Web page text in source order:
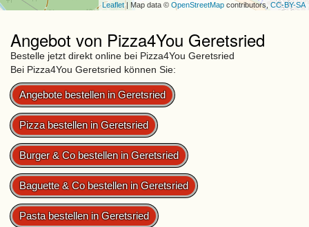
Leaflet| Map data © OpenStreetMap contributors, CC-BY-SA
Angebot von Pizza4You Geretsried
Bestelle jetzt direkt online bei Pizza4You Geretsried
Bei Pizza4You Geretsried können Sie:
Angebote bestellen in Geretsried
Pizza bestellen in Geretsried
Burger & Co bestellen in Geretsried
Baguette & Co bestellen in Geretsried
Pasta bestellen in Geretsried